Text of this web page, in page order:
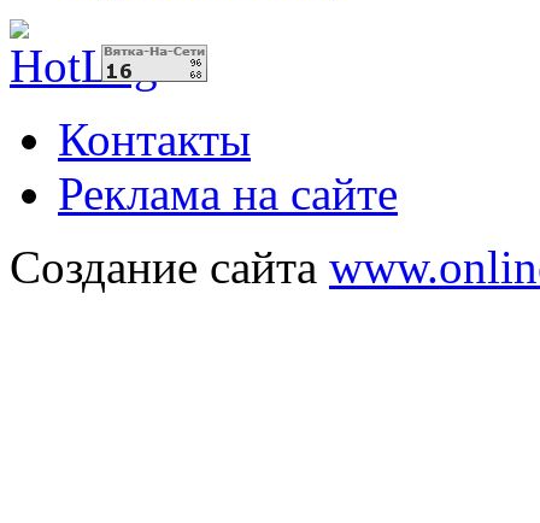
Контакты
Реклама на сайте
Создание сайта